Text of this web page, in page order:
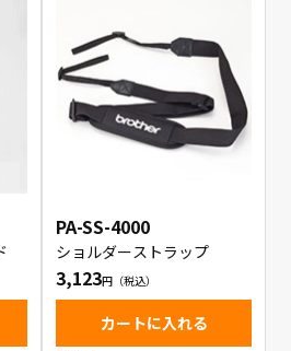
PA-SS-4000
ショルダーストラップ
3,123
カートに入れる